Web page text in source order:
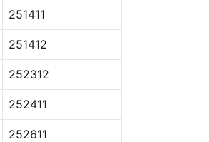
251411
251412
252312
252411
252611